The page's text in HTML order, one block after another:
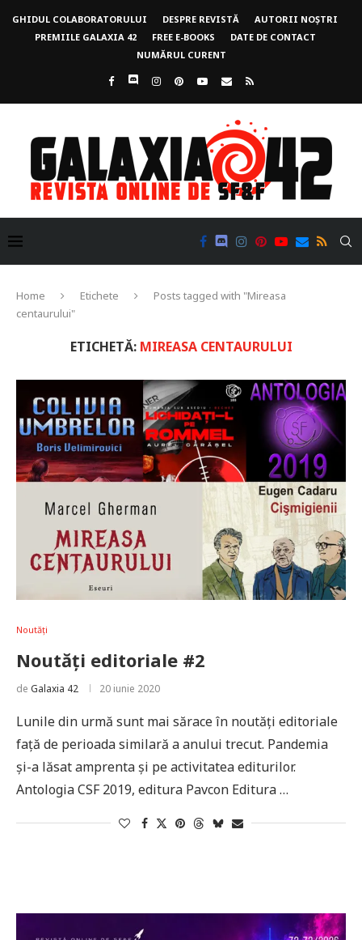
GHIDUL COLABORATORULUI DESPRE REVISTĂ
AUTORII NOȘTRI
PREMIILE GALAXIA 42
FREE E-BOOKS
DATE DE CONTACT
NUMĂRUL CURENT
Home Etichete
Posts tagged with "Mireasa
centaurului"
ETICHETĂ: MIREASA CENTAURULUI
Noutăți
Noutăți editoriale #2
de Galaxia 42 20 iunie 2020
Lunile din urmă sunt mai sărace în noutăți editoriale
față de perioada similară a anului trecut. Pandemia
și-a lăsat amprenta și pe activitatea editurilor.
Antologia CSF 2019, editura Pavcon Editura …